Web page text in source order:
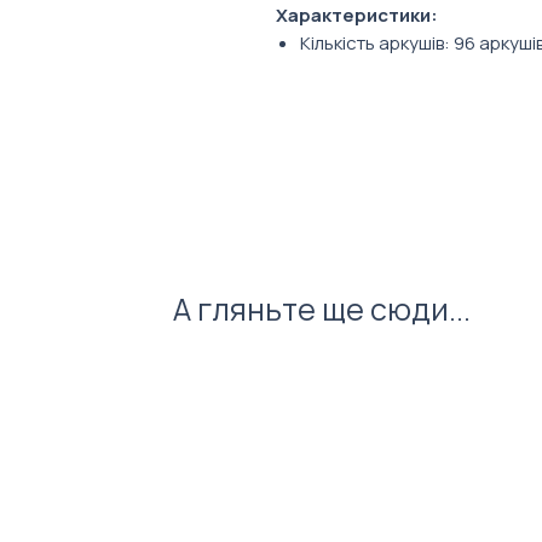
Характеристики:
Кількість аркушів: 96
А гляньте ще сюди...